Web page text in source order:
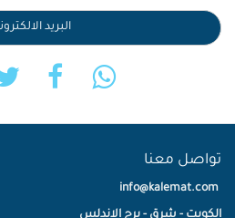
تواصل معنا
info@kalemat.com
الكويت - شرق - برج الاندلس